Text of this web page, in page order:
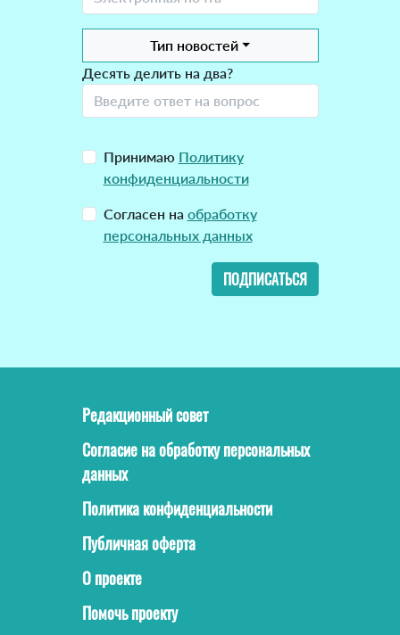
Тип новостей
Десять делить на два?
Принимаю Политику
конфиденциальности
Согласен на обработку
персональных данных
ПОДПИСАТЬСЯ
Редакционный совет
Согласие на обработку персональных
данных
Политика конфиденциальности
Публичная оферта
О проекте
Помочь проекту